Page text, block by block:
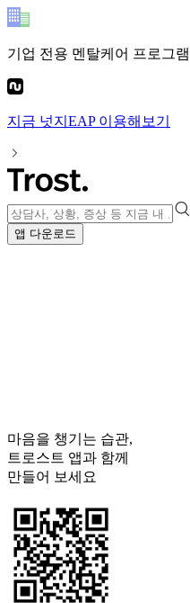
기업 전용 멘탈케어 프로그램
지금 넛지EAP이용해보기
앱 다운로드
마음을 챙기는 습관,
트로스트 앱과 함께
만들어 보세요